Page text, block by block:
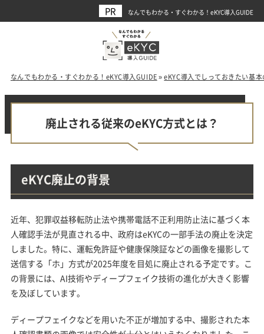
なんでもわかる・すぐわかる！eKYC導入GUIDE
なんでもわかる・すぐわかる！eKYC導入GUIDE»eKYC導入でしっておきたい基
廃止される従来のeKYC方式とは？
eKYC廃止の背景
近年、犯罪収益移転防止法や携帯電話不正利用防止法に基づく本
人確認手法が見直される中、政府はeKYCの一部手法の廃止を決定
しました。特に、運転免許証や健康保険証などの画像を撮影して
送信する「ホ」方式が2025年度を目処に廃止される予定です。こ
の背景には、AI技術やディープフェイク技術の進化が大きく影響
を及ぼしています。
ディープフェイクなどを用いた不正が増加する中、撮影された本